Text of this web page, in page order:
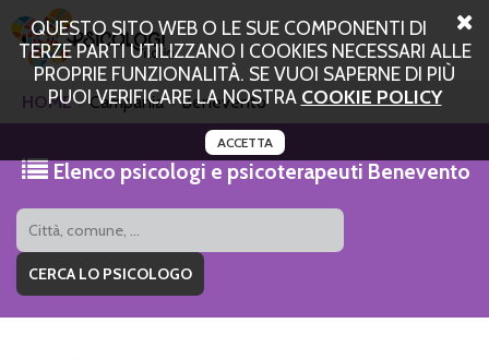
QUESTO SITO WEB O LE SUE COMPONENTI DI
TERZE PARTI UTILIZZANO I COOKIES NECESSARI ALLE
PROPRIE FUNZIONALITÀ. SE VUOI SAPERNE DI PIÙ
PUOI VERIFICARE LA NOSTRA COOKIE POLICY
ACCETTA
HOME Campania Benevento
Elenco psicologi e psicoterapeuti Benevento